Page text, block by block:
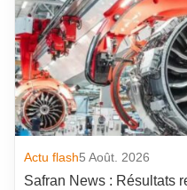
Actu flash5 Août. 2026
Safran News : Résultats